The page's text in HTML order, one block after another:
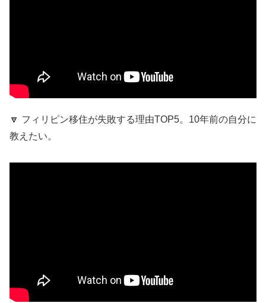
🔽 フィリピン移住が失敗する理由TOP5。10年前の自分に
教えたい。